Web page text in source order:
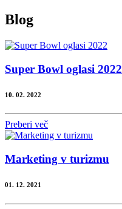
Blog
Super Bowl oglasi 2022
10. 02. 2022
Preberi več
Marketing v turizmu
01. 12. 2021